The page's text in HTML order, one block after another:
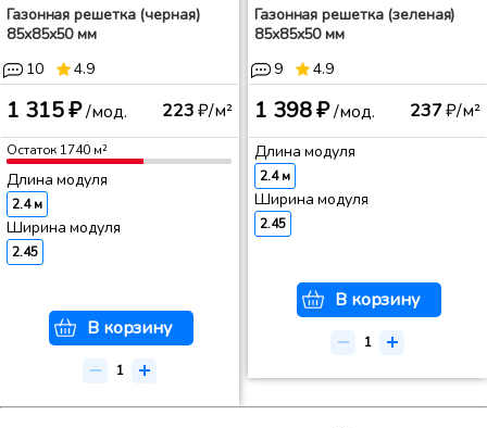
Газонная решетка (черная)
85x85x50 мм
10
4.9
1 315 ₽/мод. 223₽/м²
Остаток 1740м²
Длина модуля
2.4 м
Ширина модуля
2.45
В корзину
Газонная решетка (зеленая)
85x85x50 мм
9
4.9
1 398 ₽/мод. 237₽/м²
Длина модуля
2.4 м
Ширина модуля
2.45
В корзину